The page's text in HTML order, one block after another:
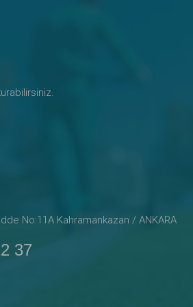
No:11A Kahramankazan / ANKARA
37